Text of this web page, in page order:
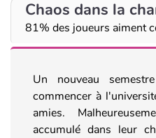
Chaos dans la
81% des joueurs aiment
Un nouveau
commencer à
amies.
accumulé dans leur